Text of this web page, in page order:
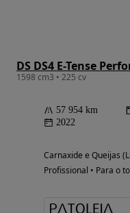
DS DS4 E-Tense
1598 cm3 • 225 cv
57 954 km
2022
Carnaxide e Queijas
Profissional • Para o